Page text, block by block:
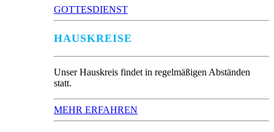
GOTTESDIENST
HAUSKREISE
Unser Hauskreis findet in regelmäßigen Abständen
statt.
MEHR ERFAHREN